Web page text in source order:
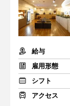
給与
雇用形態
シフト
アクセス